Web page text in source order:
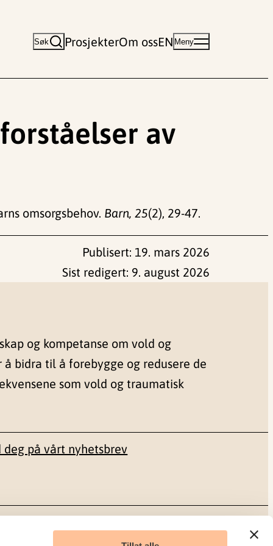
Søk ProsjekterOm ossEN Meny
av
omsorgsbehov. Barn, 25(2), 29-47.
Publisert: 19. mars 2026
Sist redigert: 9. august 2026
og kompetanse om vold og
å bidra til å forebygge og redusere de
som vold og traumatisk
deg på vårt nyhetsbrev
Sosiale medier